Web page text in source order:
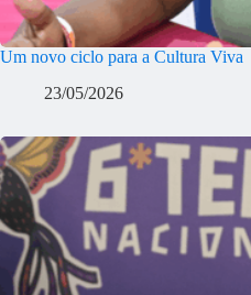
Um novo ciclo para a Cultura Viva
23/05/2026